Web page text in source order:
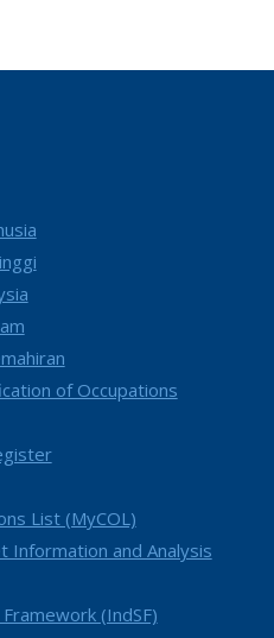
of Occupations
List (MyCOL)
Information and Analysis
(IndSF)